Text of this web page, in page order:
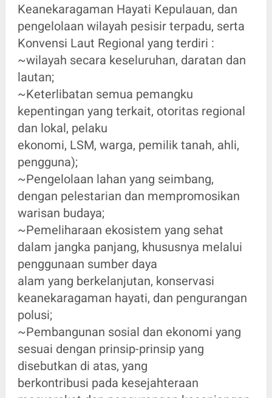
Keanekaragaman Hayati Kepulauan, dan
pengelolaan wilayah pesisir terpadu, serta
Konvensi Laut Regional yang terdiri :
~wilayah secara keseluruhan, daratan dan
lautan;
~Keterlibatan semua pemangku
kepentingan yang terkait, otoritas regional
dan lokal, pelaku
ekonomi, LSM, warga, pemilik tanah, ahli,
pengguna);
~Pengelolaan lahan yang seimbang,
dengan pelestarian dan mempromosikan
warisan budaya;
~Pemeliharaan ekosistem yang sehat
dalam jangka panjang, khususnya melalui
penggunaan sumber daya
alam yang berkelanjutan, konservasi
keanekaragaman hayati, dan pengurangan
polusi;
~Pembangunan sosial dan ekonomi yang
sesuai dengan prinsip-prinsip yang
disebutkan di atas, yang
berkontribusi pada kesejahteraan